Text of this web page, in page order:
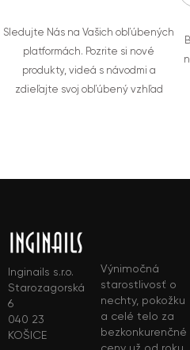
Sledujte Nás na Vašich obľúbených
platformách. Pozrite si nové
produkty, videá s návodmi a
zdieľajte svoj obľúbený vzhľad
Inginails s.r.o.
Starozagorská
6
040 23
KOŠICE
Výnimočná
starostlivosť o
nechty, pokožku
a celé telo za
bezkonkurenčné